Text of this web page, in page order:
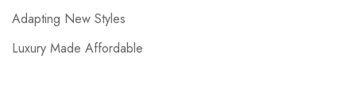
Adapting New Styles
Luxury Made Affordable